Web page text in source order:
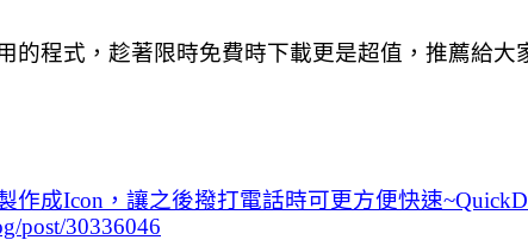
的程式，趁著限時免費時下載更是超值，推薦給大
作成Icon，讓之後撥打電話時可更方便快速
post/30336046